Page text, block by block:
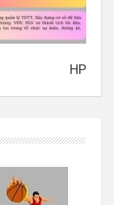
HP